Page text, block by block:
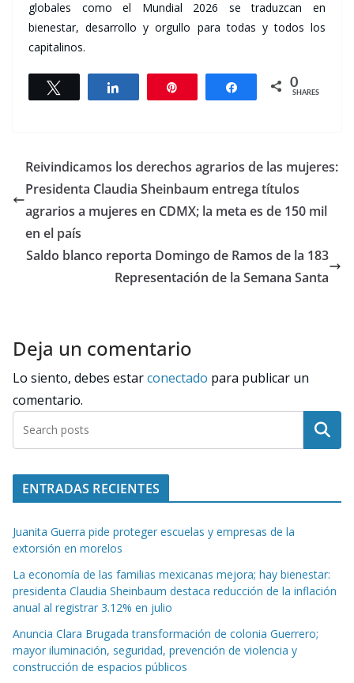
globales como el Mundial 2026 se traduzcan en
bienestar, desarrollo y orgullo para todas y todos los
capitalinos.
Share 0
SHARES
Reivindicamos los derechos agrarios de las mujeres:
Presidenta Claudia Sheinbaum entrega títulos
agrarios a mujeres en CDMX; la meta es de 150 mil
en el país
Saldo blanco reporta Domingo de Ramos de la 183
Representación de la Semana Santa
Deja un comentario
Lo siento, debes estarconectado para publicar un
comentario.
Buscar
ENTRADAS RECIENTES
Juanita Guerra pide proteger escuelas y empresas de la
extorsión en morelos
La economía de las familias mexicanas mejora; hay bienestar:
presidenta Claudia Sheinbaum destaca reducción de la inflación
anual al registrar 3.12% en julio
Anuncia Clara Brugada transformación de colonia Guerrero;
mayor iluminación, seguridad, prevención de violencia y
construcción de espacios públicos